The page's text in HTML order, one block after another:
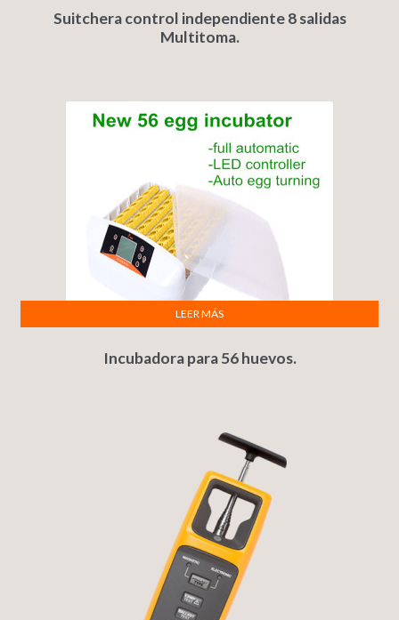
Suitchera control independiente 8 salidas
Multitoma.
Incubadora para 56 huevos.
LEER MÁS